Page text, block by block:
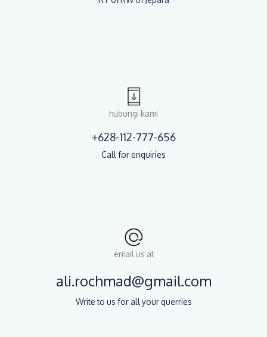
hubungi kami
+628-112-777-656
Call for enquiries
email us at
ali.rochmad@gmail.com
Write to us for all your querries